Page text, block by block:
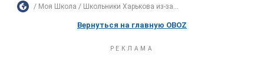
Моя Школа Школьники Харькова из-за...
Вернуться на главную OBOZ